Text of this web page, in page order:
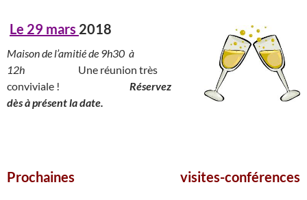
Le 29 mars 2018
Maison de l’amitié de 9h30 à
12h
Une réunion très
conviviale !
Réservez
dès à présent la date.
Prochaines visites-conférences